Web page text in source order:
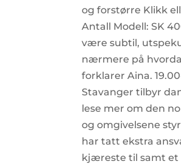
og forstørre Klikk
Antall Modell: SK
være subtil,
nærmere på
forklarer Aina.
Stavanger tilbyr
lese mer om den
og omgivelsene
har tatt ekstra
kjæreste til samt et